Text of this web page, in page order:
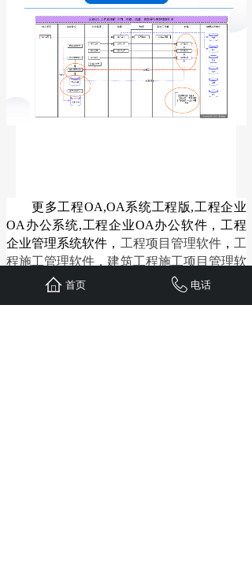
更多工程OA,OA系统工程版,工程企业
OA办公系统,工程企业OA办公软件 ， 工程
企业管理系统软件 ， 工程项目管理软件， 工
程施工管理软件 ，建筑工程施工项目管理软
等资讯，请咨询我们客服或通过
首页 电话